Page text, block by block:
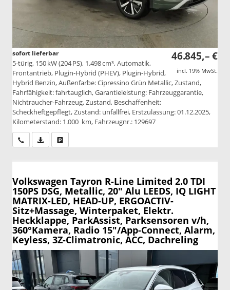
46.845,– €
incl. 19% MwSt.
sofort lieferbar
5-türig, 150 kW (204 PS), 1.498 cm³, Automatik,
Frontantrieb, Plugin-Hybrid (PHEV), Plugin-Hybrid,
Hybrid Benzin, Außenfarbe: Cipressino Grün Metallic, Zustand,
Fahrfähigkeit: fahrtauglich, Garantieleistung: Fahrzeuggarantie,
Nichtraucher-Fahrzeug, Zustand, Beschaffenheit:
Scheckheftgepflegt, Zustand: unfallfrei, Erstzulassung: 01.12.2025,
Kilometerstand: 1.000 km, Fahrzeugnr.: 129697
Wir rufen Sie anPDF-Datei, Fahrzeugexposé drucken
Volkswagen Tayron R-Line Limited 2.0 TDI
150PS DSG, Metallic, 20" Alu LEEDS, IQ LIGHT
MATRIX-LED, HEAD-UP, ERGOACTIV-
Sitz+Massage, Winterpaket, Elektr.
Heckklappe, ParkAssist, Parksensoren v/h,
360°Kamera, Radio 15"/App-Connect, Alarm,
Keyless, 3Z-Climatronic, ACC, Dachreling